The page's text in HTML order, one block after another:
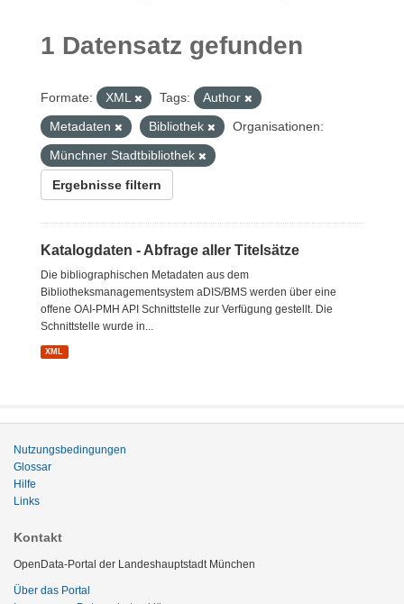
1 Datensatz gefunden
Formate: XML Tags:
Author
Metadaten
Bibliothek
Organisationen:
Münchner Stadtbibliothek
Ergebnisse filtern
Katalogdaten - Abfrage aller Titelsätze
Die bibliographischen Metadaten aus dem
Bibliotheksmanagementsystem aDIS/BMS werden über eine
offene OAI-PMH API Schnittstelle zur Verfügung gestellt. Die
Schnittstelle wurde in...
XML
Nutzungsbedingungen
Glossar
Hilfe
Links
Kontakt
OpenData-Portal der Landeshauptstadt München
Über das Portal